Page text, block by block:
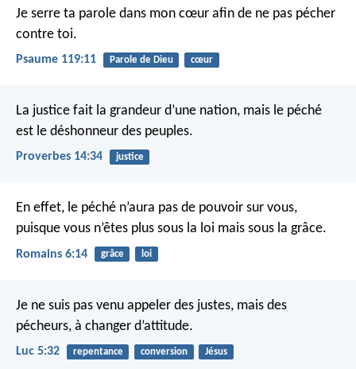
Je serre ta parole dans mon cœur afin de ne pas pécher
contre toi.
Psaume 119:11 Parole de Dieu cœur
La justice fait la grandeur d’une nation, mais le péché
est le déshonneur des peuples.
Proverbes 14:34 justice
En effet, le péché n’aura pas de pouvoir sur vous,
puisque vous n’êtes plus sous la loi mais sous la grâce.
Romains 6:14 grâce loi
Je ne suis pas venu appeler des justes, mais des
pécheurs, à changer d’attitude.
Luc 5:32 repentance conversion Jésus